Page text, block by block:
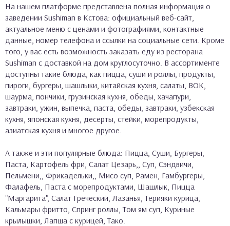
На нашем платформе представлена полная информация о
заведении Sushiman в Кстова: официальный веб-сайт,
актуальное меню с ценами и фотографиями, контактные
данные, номер телефона и ссылки на социальные сети. Кроме
того, у вас есть возможность заказать еду из ресторана
Sushiman с доставкой на дом круглосуточно. В ассортименте
доступны такие блюда, как пицца, суши и роллы, продукты,
пироги, бургеры, шашлыки, китайская кухня, салаты, ВОК,
шаурма, пончики, грузинская кухня, обеды, хачапури,
завтраки, ужин, выпечка, паста, обеды, завтраки, узбекская
кухня, японская кухня, десерты, стейки, морепродукты,
азиатская кухня и многое другое.
А также и эти популярные блюда: Пицца, Суши, Бургеры,
Паста, Картофель фри, Салат Цезарь,, Суп, Сэндвичи,
Пельмени,, Фрикадельки,, Мисо суп, Рамен, Гамбургеры,
Фалафель, Паста с морепродуктами, Шашлык, Пицца
"Маргарита", Салат Греческий, Лазанья, Терияки курица,
Кальмары фритто, Спринг роллы, Том ям суп, Куриные
крылышки, Лапша с курицей, Тако.